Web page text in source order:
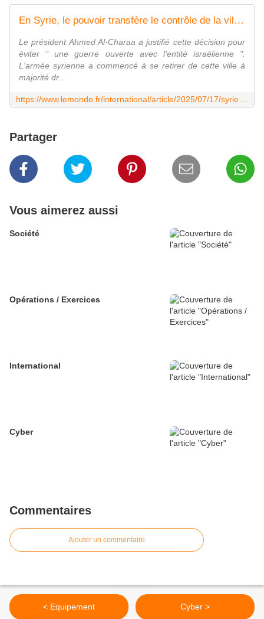
En Syrie, le pouvoir transfère le contrôle de la ville de Souweïda aux " factions " druzes après les bombardements israéliens
Le président Ahmed Al-Charaa a justifié cette décision pour
éviter " une guerre ouverte avec l'entité israélienne ".
L'armée syrienne a commencé à se retirer de cette ville à
majorité dr...
Partager
Vous aimerez aussi
Société
Opérations / Exercices
International
Cyber
Commentaires
Ajouter un commentaire
< Equipement Cyber >